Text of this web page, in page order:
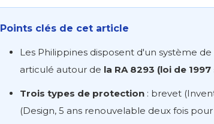
Points clés de cet article
Les Philippines disposent d'un système
articulé autour de la RA 8293 (loi de
Trois types de protection : brevet
(Design, 5 ans renouvelable deux fois